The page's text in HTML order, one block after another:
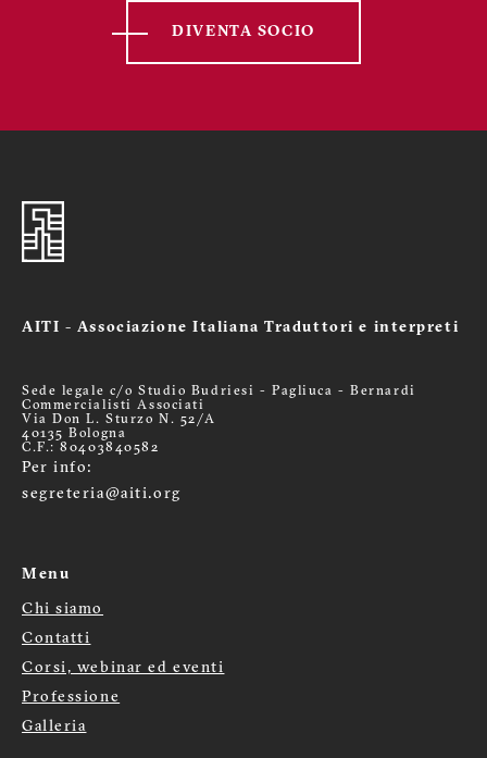
DIVENTA SOCIO
AITI - Associazione Italiana Traduttori e interpreti
Sede legale c/o Studio Budriesi - Pagliuca - Bernardi
Commercialisti Associati
Via Don L. Sturzo N. 52/A
40135 Bologna
C.F.: 80403840582
Per info:
segreteria@aiti.org
Menu
Menù
footer
Chi siamo
Contatti
Corsi, webinar ed eventi
Professione
Galleria